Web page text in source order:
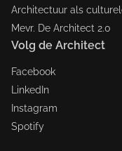
Architectuur als
Mevr. De Architect 2.0
Volg de Architect
Facebook
LinkedIn
Instagram
Spotify